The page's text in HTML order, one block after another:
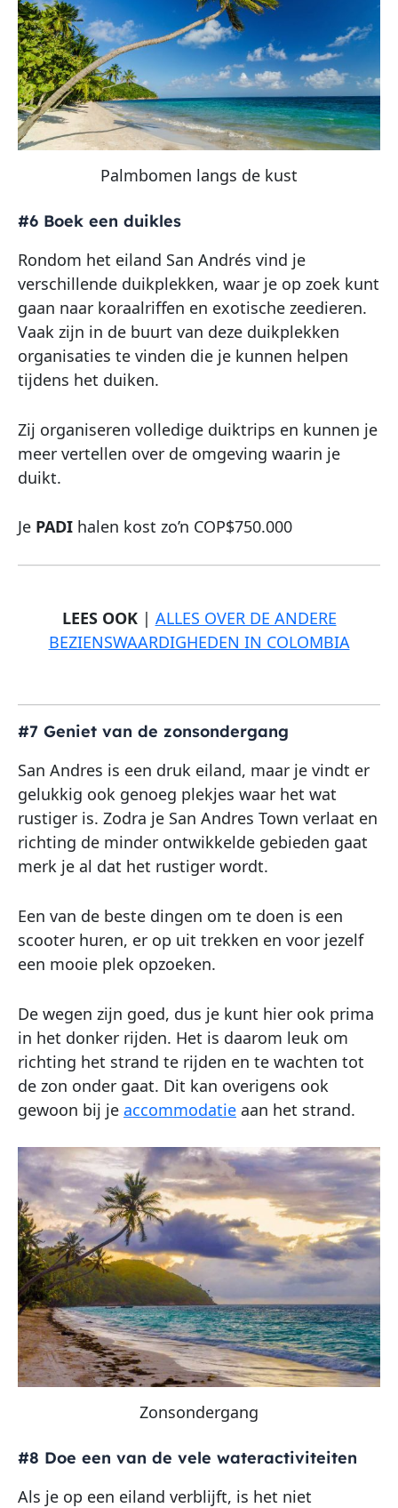
Palmbomen langs de kust
#6 Boek een duikles
Rondom het eiland San Andrés vind je
verschillende duikplekken, waar je op zoek kunt
gaan naar koraalriffen en exotische zeedieren.
Vaak zijn in de buurt van deze duikplekken
organisaties te vinden die je kunnen helpen
tijdens het duiken.
Zij organiseren volledige duiktrips en kunnen je
meer vertellen over de omgeving waarin je
duikt.
Je PADI halen kost zo’n COP$750.000
LEES OOK| ALLES OVER DE ANDERE
BEZIENSWAARDIGHEDEN IN COLOMBIA
#7 Geniet van de zonsondergang
San Andres is een druk eiland, maar je vindt er
gelukkig ook genoeg plekjes waar het wat
rustiger is. Zodra je San Andres Town verlaat en
richting de minder ontwikkelde gebieden gaat
merk je al dat het rustiger wordt.
Een van de beste dingen om te doen is een
scooter huren, er op uit trekken en voor jezelf
een mooie plek opzoeken.
De wegen zijn goed, dus je kunt hier ook prima
in het donker rijden. Het is daarom leuk om
richting het strand te rijden en te wachten tot
de zon onder gaat. Dit kan overigens ook
gewoon bij je accommodatie aan het strand.
Zonsondergang
#8 Doe een van de vele wateractiviteiten
Als je op een eiland verblijft, is het niet